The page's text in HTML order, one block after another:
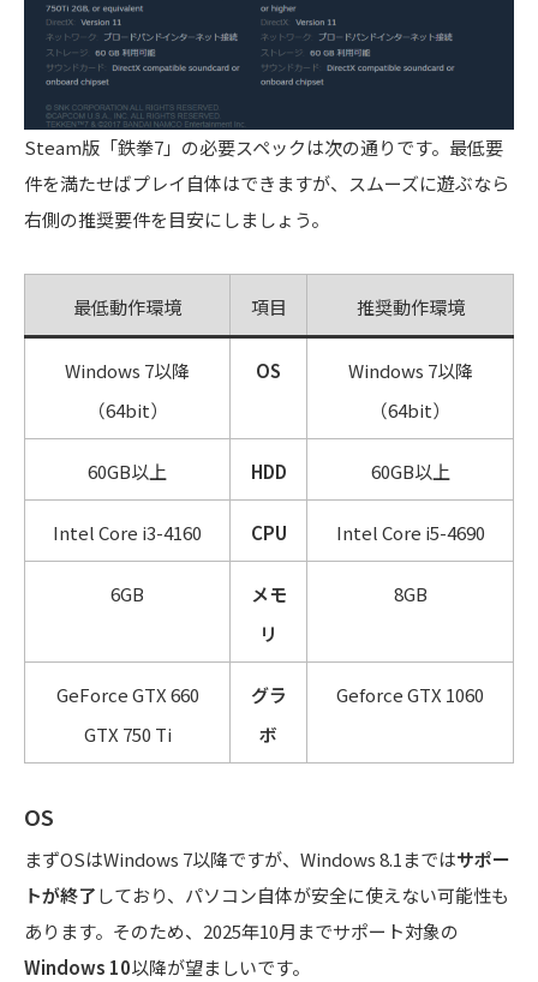
Steam版「鉄拳7」の必要スペックは次の通りです。最低要
件を満たせばプレイ自体はできますが、スムーズに遊ぶなら
右側の推奨要件を目安にしましょう。
最低動作環境 項目 推奨動作環境
Windows 7以降
（64bit）
OS
Windows 7以降
（64bit）
60GB以上 HDD 60GB以上
Intel Core i3-4160 CPU Intel Core i5-4690
6GB
メモ
リ
8GB
GeForce GTX 660
GTX 750 Ti
グラ
ボ
Geforce GTX 1060
OS
まずOSはWindows 7以降ですが、Windows 8.1まではサポー
トが終了しており、パソコン自体が安全に使えない可能性も
あります。そのため、2025年10月までサポート対象の
Windows 10以降が望ましいです。